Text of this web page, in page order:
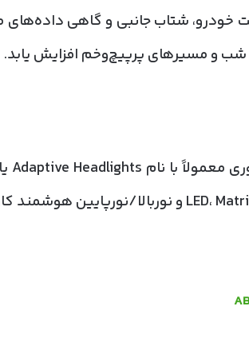
خودرو، شتاب جانبی و گاهی
شب و مسیرهای پرپیچ‌وخم افزایش یابد.